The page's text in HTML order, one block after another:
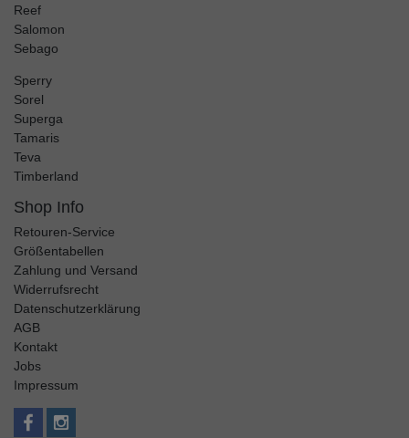
Reef
Salomon
Sebago
Sperry
Sorel
Superga
Tamaris
Teva
Timberland
Shop Info
Retouren-Service
Größentabellen
Zahlung und Versand
Widerrufsrecht
Datenschutzerklärung
AGB
Kontakt
Jobs
Impressum